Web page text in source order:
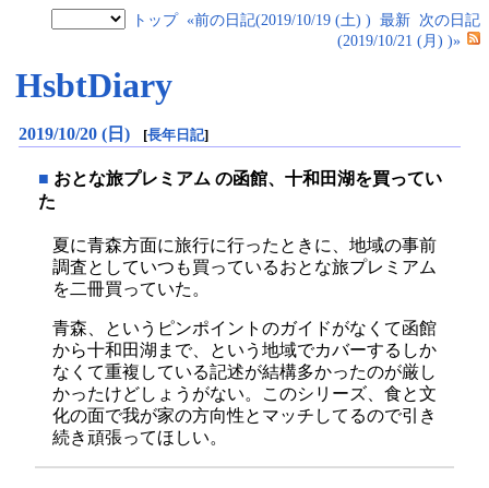
トップ «前の日記(2019/10/19 (土) ) 最新 次の日記
(2019/10/21 (月) )»
HsbtDiary
2019/10/20 (日) [長年日記]
■ おとな旅プレミアム の函館、十和田湖を買ってい
た
夏に青森方面に旅行に行ったときに、地域の事前
調査としていつも買っているおとな旅プレミアム
を二冊買っていた。
青森、というピンポイントのガイドがなくて函館
から十和田湖まで、という地域でカバーするしか
なくて重複している記述が結構多かったのが厳し
かったけどしょうがない。このシリーズ、食と文
化の面で我が家の方向性とマッチしてるので引き
続き頑張ってほしい。